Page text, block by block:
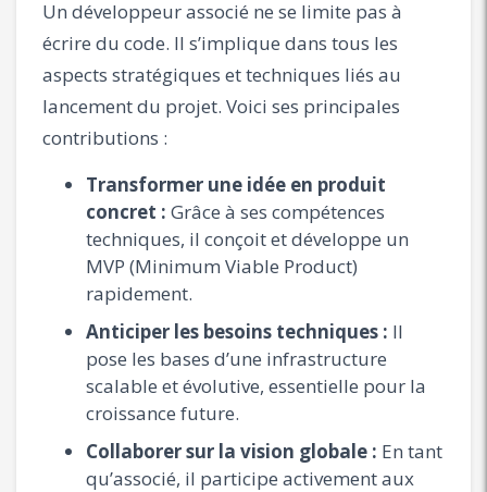
Un développeur associé ne se limite pas à
écrire du code. Il s’implique dans tous les
aspects stratégiques et techniques liés au
lancement du projet. Voici ses principales
contributions :
Transformer une idée en produit
concret : Grâce à ses compétences
techniques, il conçoit et développe un
MVP (Minimum Viable Product)
rapidement.
Anticiper les besoins techniques : Il
pose les bases d’une infrastructure
scalable et évolutive, essentielle pour la
croissance future.
Collaborer sur la vision globale : En tant
qu’associé, il participe activement aux